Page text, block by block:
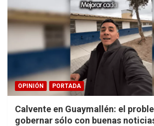
OPINIÓN PORTADA
Calvente en Guaymallén: el
gobernar sólo con buenas